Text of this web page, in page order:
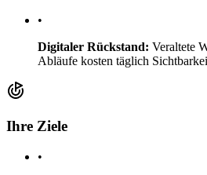
•
Digitaler Rückstand: Veraltete
Abläufe kosten täglich
Ihre Ziele
•